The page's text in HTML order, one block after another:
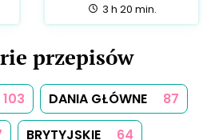
całość:
3 h 20 min.
przepisów
103 DANIA GŁÓWNE
87
BRYTYJSKIE
64